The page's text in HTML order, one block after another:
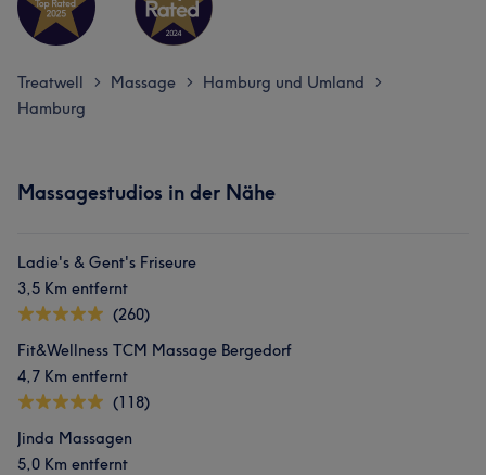
Treatwell > Massage > Hamburg und Umland >
Hamburg
Massagestudios in der Nähe
Ladie's & Gent's Friseure
3,5 Km entfernt
(260)
Fit&Wellness TCM Massage Bergedorf
4,7 Km entfernt
(118)
Jinda Massagen
5,0 Km entfernt